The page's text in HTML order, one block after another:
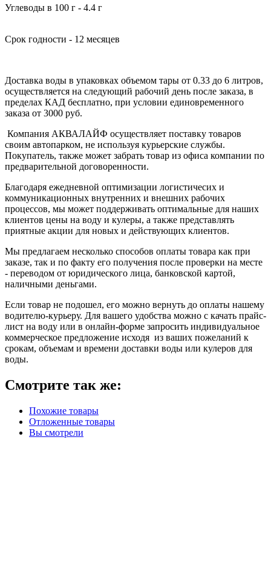
Углеводы в 100 г - 4.4 г
Срок годности - 12 месяцев
Доставка воды в упаковках объемом тары от 0.33 до 6 литров,
осуществляется на следующий рабочий день после заказа, в
пределах КАД бесплатно, при условии единовременного
заказа от 3000 руб.
Компания АКВАЛАЙФ осуществляет поставку товаров
своим автопарком, не используя курьерские службы.
Покупатель, также может забрать товар из офиса компании по
предварительной договоренности.
Благодаря ежедневной оптимизации логистичесих и
коммуникационных внутренних и внешних рабочих
процессов, мы может поддерживать оптимальные для наших
клиентов цены на воду и кулеры, а также представлять
приятные акции для новых и действующих клиентов.
Мы предлагаем несколько способов оплаты товара как при
заказе, так и по факту его получения после проверки на месте
- переводом от юридического лица, банковской картой,
наличными деньгами.
Если товар не подошел, его можно вернуть до оплаты нашему
водителю-курьеру. Для вашего удобства можно с качать прайс-
лист на воду или в онлайн-форме запросить индивидуальное
коммерческое предложение исходя из ваших пожеланий к
срокам, объемам и времени доставки воды или кулеров для
воды.
Смотрите так же:
Похожие товары
Отложенные товары
Вы смотрели